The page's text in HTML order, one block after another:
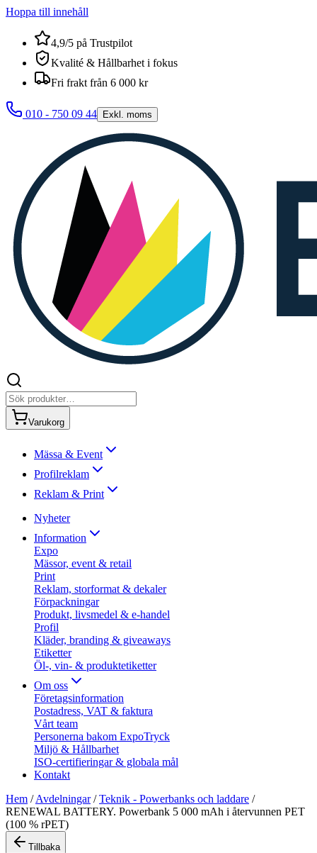
Hoppa till innehåll
4,9/5 på Trustpilot
Kvalité & Hållbarhet i fokus
Fri frakt från 6 000 kr
010 - 750 09 44 Exkl. moms
Varukorg
Mässa & Event
Profilreklam
Reklam & Print
Nyheter
Information
Expo
Mässor, event & retail
Print
Reklam, storformat & dekaler
Förpackningar
Produkt, livsmedel & e-handel
Profil
Kläder, branding & giveaways
Etiketter
Öl-, vin- & produktetiketter
Om oss
Företagsinformation
Postadress, VAT & faktura
Vårt team
Personerna bakom ExpoTryck
Miljö & Hållbarhet
ISO-certifieringar & globala mål
Kontakt
Hem /Avdelningar/Teknik - Powerbanks och laddare /
RENEWAL BATTERY. Powerbank 5 000 mAh i återvunnen PET
(100 % rPET)
Tillbaka